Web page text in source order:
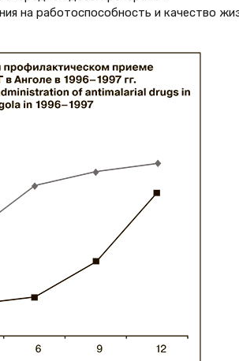
на работоспособность и качество